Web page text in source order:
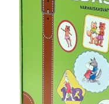
Liity tästä!